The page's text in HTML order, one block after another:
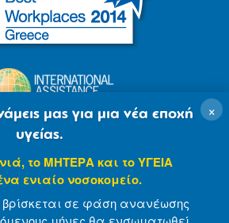
×
μας για μια νέα εποχή
υγείας.
το ΜΗΤΕΡΑ και το ΥΓΕΙΑ
ενιαίο νοσοκομείο.
σε φάση ανανέωσης